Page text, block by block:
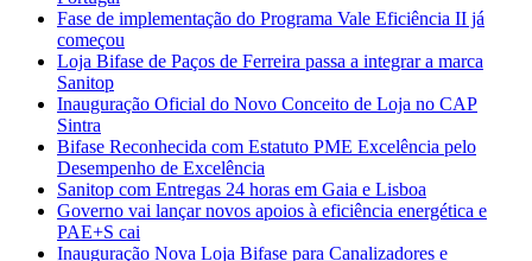
Fase de implementação do Programa Vale Eficiência II já
começou
Loja Bifase de Paços de Ferreira passa a integrar a marca
Sanitop
Inauguração Oficial do Novo Conceito de Loja no CAP
Sintra
Bifase Reconhecida com Estatuto PME Excelência pelo
Desempenho de Excelência
Sanitop com Entregas 24 horas em Gaia e Lisboa
Governo vai lançar novos apoios à eficiência energética e
PAE+S cai
Inauguração Nova Loja Bifase para Canalizadores e